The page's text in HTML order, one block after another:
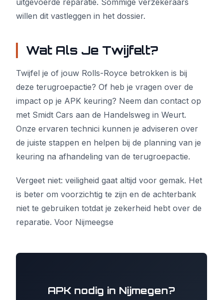
uitgevoerde reparatie. Sommige verzekeraars
willen dit vastleggen in het dossier.
Wat Als Je Twijfelt?
Twijfel je of jouw Rolls-Royce betrokken is bij
deze terugroepactie? Of heb je vragen over de
impact op je APK keuring? Neem dan contact op
met Smidt Cars aan de Handelsweg in Weurt.
Onze ervaren technici kunnen je adviseren over
de juiste stappen en helpen bij de planning van je
keuring na afhandeling van de terugroepactie.
Vergeet niet: veiligheid gaat altijd voor gemak. Het
is beter om voorzichtig te zijn en de achterbank
niet te gebruiken totdat je zekerheid hebt over de
reparatie. Voor Nijmeegse
APK nodig in Nijmegen?